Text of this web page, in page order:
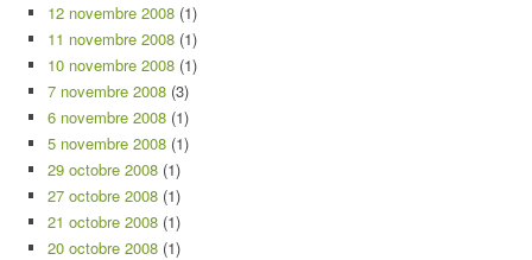
12 novembre 2008 (1)
11 novembre 2008 (1)
10 novembre 2008 (1)
7 novembre 2008 (3)
6 novembre 2008 (1)
5 novembre 2008 (1)
29 octobre 2008 (1)
27 octobre 2008 (1)
21 octobre 2008 (1)
20 octobre 2008 (1)